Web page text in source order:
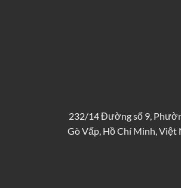
232/14 Đường số 9,
Gò Vấp, Hồ Chí Minh, Việt